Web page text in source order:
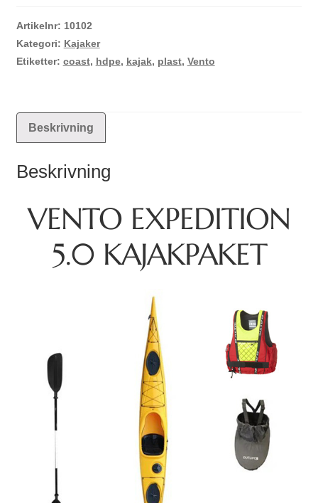
mängd
Artikelnr: 10102
Kategori: Kajaker
Etiketter: coast, hdpe, kajak, plast, Vento
Beskrivning
Beskrivning
VENTO EXPEDITION
5.0 KAJAKPAKET